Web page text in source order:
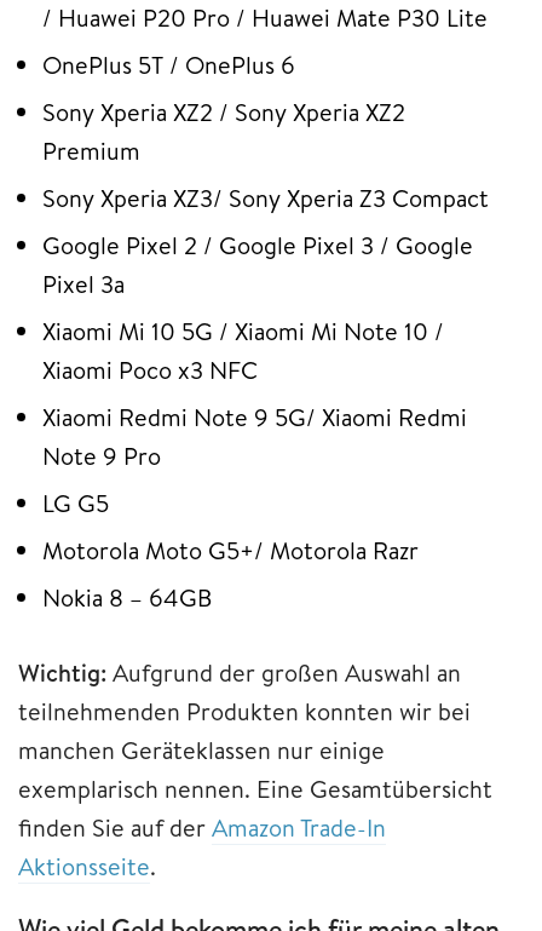
/ Huawei P20 Pro / Huawei Mate P30 Lite
OnePlus 5T / OnePlus 6
Sony Xperia XZ2 / Sony Xperia XZ2
Premium
Sony Xperia XZ3/ Sony Xperia Z3 Compact
Google Pixel 2 / Google Pixel 3 / Google
Pixel 3a
Xiaomi Mi 10 5G / Xiaomi Mi Note 10 /
Xiaomi Poco x3 NFC
Xiaomi Redmi Note 9 5G/ Xiaomi Redmi
Note 9 Pro
LG G5
Motorola Moto G5+/ Motorola Razr
Nokia 8 – 64GB
Wichtig: Aufgrund der großen Auswahl an
teilnehmenden Produkten konnten wir bei
manchen Geräteklassen nur einige
exemplarisch nennen. Eine Gesamtübersicht
finden Sie auf derAmazon Trade-In
Aktionsseite.